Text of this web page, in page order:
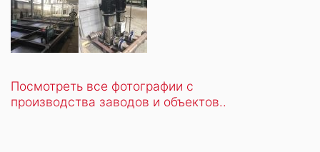
Посмотреть все фотографии с
производства заводов и объектов..